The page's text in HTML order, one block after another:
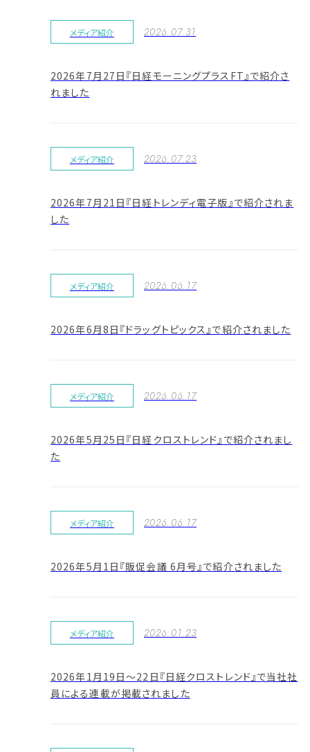
メディア紹介 2026.07.31
2026年7月27日『日経モーニングプラスFT』で紹介さ
れました
メディア紹介 2026.07.23
2026年7月21日『日経トレンディ電子版』で紹介されま
した
メディア紹介 2026.06.17
2026年6月8日『ドラッグトピックス』で紹介されました
メディア紹介 2026.06.17
2026年5月25日『日経クロストレンド』で紹介されまし
た
メディア紹介 2026.06.17
2026年5月1日『販促会議 6月号』で紹介されました
メディア紹介 2026.01.23
2026年1月19日～22日『日経クロストレンド』で当社社
員による連載が掲載されました